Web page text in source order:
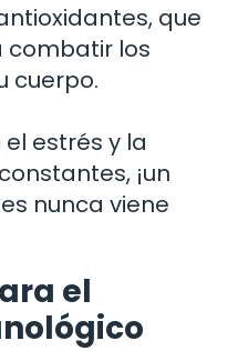
que
combatir los
cuerpo.
estrés y la
¡un
nunca viene
el